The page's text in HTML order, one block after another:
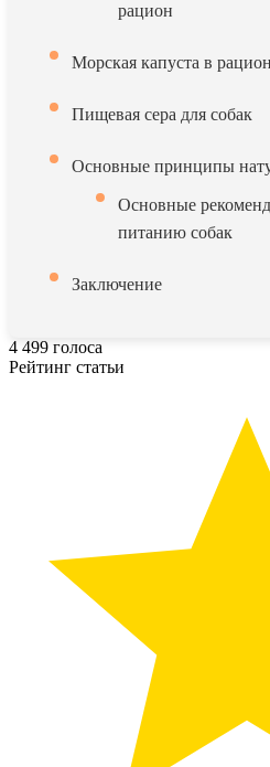
рацион
Морская капуста в
Пищевая сера для собак
Основные принципы
Основные
питанию собак
Заключение
4 499 голоса
Рейтинг статьи